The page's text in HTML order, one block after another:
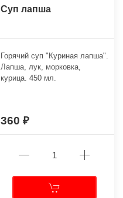
Суп лапша
Горячий суп "Куриная лапша".
Лапша, лук, морковка,
курица. 450 мл.
360